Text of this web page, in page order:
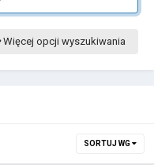
Więcej opcji wyszukiwania
SORTUJ WG